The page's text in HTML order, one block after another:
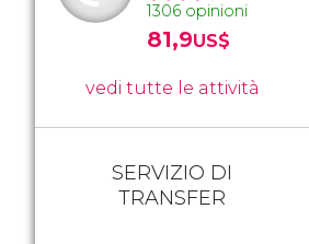
1306 opinioni
81,9US$
vedi tutte le attività
SERVIZIO DI
TRANSFER